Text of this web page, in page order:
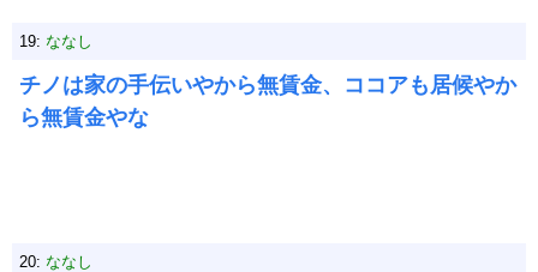
19: ななし
チノは家の手伝いやから無賃金、ココアも居候やか
ら無賃金やな
20: ななし